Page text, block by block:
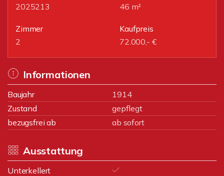
2025213
46 m²
Zimmer
2
Kaufpreis
72.000,- €
Informationen
Baujahr
1914
Zustand
gepflegt
bezugsfrei ab
ab sofort
Ausstattung
Unterkellert